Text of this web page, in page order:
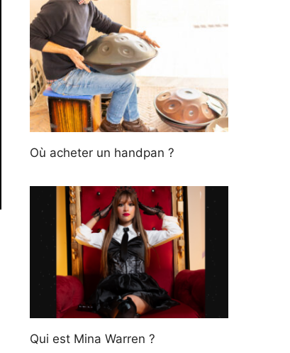
Où acheter un handpan ?
Qui est Mina Warren ?